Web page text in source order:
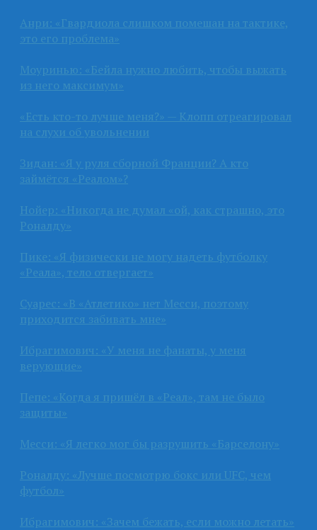
Анри: «Гвардиола слишком помешан на тактике,
это его проблема»
Моуринью: «Бейла нужно любить, чтобы выжать
из него максимум»
«Есть кто-то лучше меня?» — Клопп отреагировал
на слухи об увольнении
Зидан: «Я у руля сборной Франции? А кто
займётся «Реалом»?
Нойер: «Никогда не думал «ой, как страшно, это
Роналду»
Пике: «Я физически не могу надеть футболку
«Реала», тело отвергает»
Суарес: «В «Атлетико» нет Месси, поэтому
приходится забивать мне»
Ибрагимович: «У меня не фанаты, у меня
верующие»
Пепе: «Когда я пришёл в «Реал», там не было
защиты»
Месси: «Я легко мог бы разрушить «Барселону»
Роналду: «Лучше посмотрю бокс или UFC, чем
футбол»
Ибрагимович: «Зачем бежать, если можно летать»